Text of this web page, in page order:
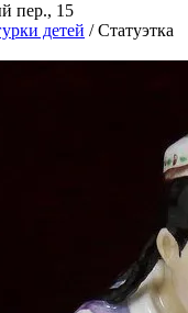
пер., 15
детей / Статуэтка